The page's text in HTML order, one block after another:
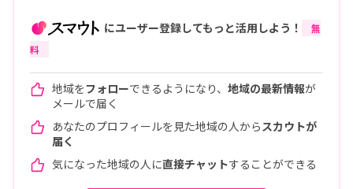
にユーザー登録してもっと活用しよう！
無
料
地域をフォローできるようになり、 地域の最新情報が
メールで届く
あなたのプロフィールを見た地域の人から スカウトが
届く
気になった地域の人に直接チャットすることができる